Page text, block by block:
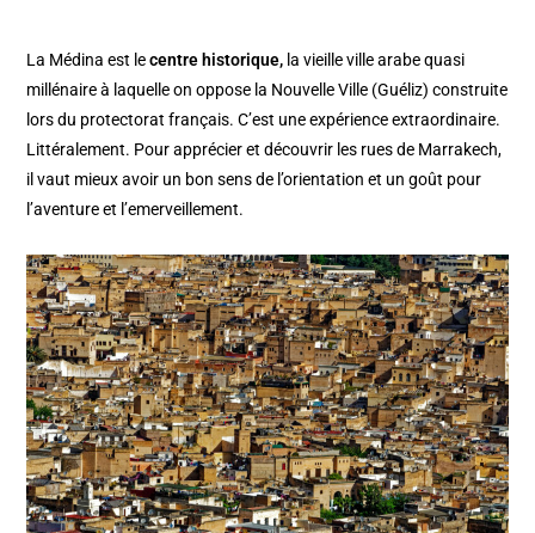
La Médina est lecentre historique, la vieille ville arabe quasi
millénaire à laquelle on oppose la Nouvelle Ville (Guéliz) construite
lors du protectorat français. C’est une expérience extraordinaire.
Littéralement. Pour apprécier et découvrir les rues de Marrakech,
il vaut mieux avoir un bon sens de l’orientation et un goût pour
l’aventure et l’emerveillement.